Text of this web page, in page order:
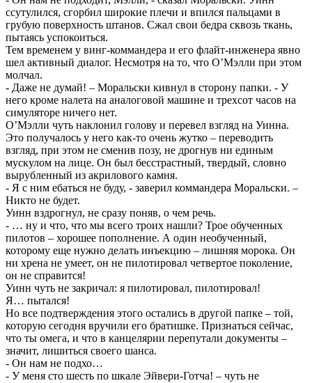
ссутулился, сгорбил широкие плечи и впился пальцами в
грубую поверхность штанов. Сжал свои бедра сквозь ткань,
пытаясь успокоиться.
Тем временем у винг-коммандера и его флайт-инженера явно
шел активный диалог. Несмотря на то, что О’Мэлли при этом
молчал.
- Даже не думай! – Моральски кивнул в сторону папки. - У
него кроме налета на аналоговой машине и трехсот часов на
симуляторе ничего нет.
О’Мэлли чуть наклонил голову и перевел взгляд на Уинна.
Это получалось у него как-то очень жутко – переводить
взгляд, при этом не сменив позу, не дрогнув ни единым
мускулом на лице. Он был бесстрастный, твердый, словно
вырубленный из акрилового камня.
- Я с ним ебаться не буду, - заверил коммандера Моральски. –
Никто не будет.
Уинн вздрогнул, не сразу поняв, о чем речь.
- … ну и что, что мы всего троих нашли? Трое обученных
пилотов – хорошее пополнение. А один необученный,
которому еще нужно делать инъекцию – лишняя морока. Он
ни хрена не умеет, он не пилотировал четвертое поколение,
он не справится!
Уинн чуть не закричал: я пилотировал, пилотировал!
Я… пытался!
Но все подтверждения этого остались в другой папке – той,
которую сегодня вручили его братишке. Признаться сейчас,
что ты омега, и что в канцелярии перепутали документы –
значит, лишиться своего шанса.
- Он нам не подхо…
- У меня сто шесть по шкале Эйвери-Готча! – чуть не